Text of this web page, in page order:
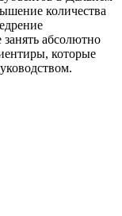
количества
абсолютно
которые